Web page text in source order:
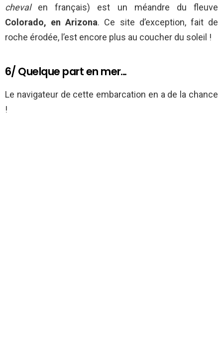
chevalen français) est un méandre du fleuve
Colorado, en Arizona. Ce site d’exception, fait de
roche érodée, l’est encore plus au coucher du soleil !
6/ Quelque part en mer…
Le navigateur de cette embarcation en a de la chance
!